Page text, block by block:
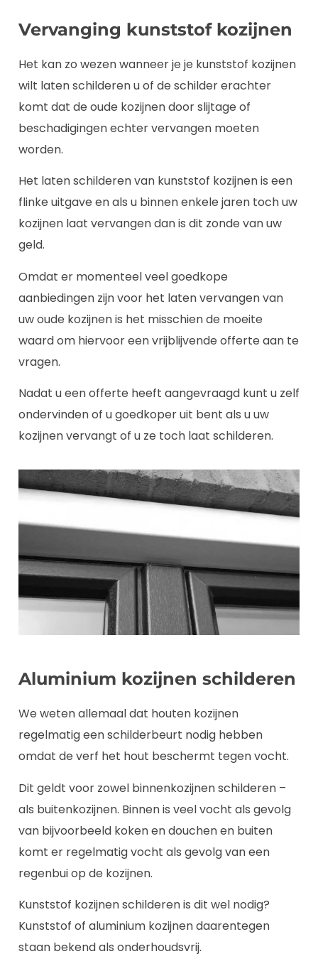
Vervanging kunststof kozijnen
Het kan zo wezen wanneer je je kunststof kozijnen
wilt laten schilderen u of de schilder erachter
komt dat de oude kozijnen door slijtage of
beschadigingen echter vervangen moeten
worden.
Het laten schilderen van kunststof kozijnen is een
flinke uitgave en als u binnen enkele jaren toch uw
kozijnen laat vervangen dan is dit zonde van uw
geld.
Omdat er momenteel veel goedkope
aanbiedingen zijn voor het laten vervangen van
uw oude kozijnen is het misschien de moeite
waard om hiervoor een vrijblijvende offerte aan te
vragen.
Nadat u een offerte heeft aangevraagd kunt u zelf
ondervinden of u goedkoper uit bent als u uw
kozijnen vervangt of u ze toch laat schilderen.
Aluminium kozijnen schilderen
We weten allemaal dat houten kozijnen
regelmatig een schilderbeurt nodig hebben
omdat de verf het hout beschermt tegen vocht.
Dit geldt voor zowel binnenkozijnen schilderen –
als buitenkozijnen. Binnen is veel vocht als gevolg
van bijvoorbeeld koken en douchen en buiten
komt er regelmatig vocht als gevolg van een
regenbui op de kozijnen.
Kunststof kozijnen schilderen is dit wel nodig?
Kunststof of aluminium kozijnen daarentegen
staan bekend als onderhoudsvrij.